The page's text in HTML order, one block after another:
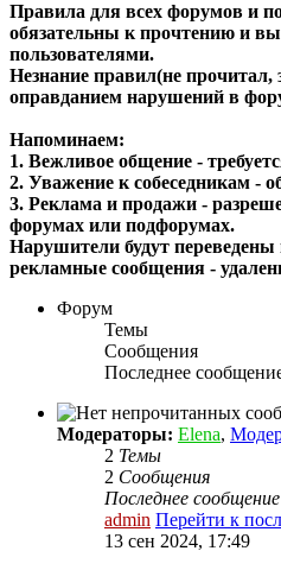
Правила для всех форумов и
обязательны к прочтению и
пользователями.
Незнание правил(не прочитал,
оправданием нарушений в
Напоминаем:
1. Вежливое общение -
2. Уважение к собеседникам -
3. Реклама и продажи -
форумах или подфорумах.
Нарушители будут
рекламные сообщения -
Форум
Темы
Сообщения
Последнее
Модераторы: Elena,
2 Темы
2 Сообщения
Последнее сообщение
admin Перейти к
13 сен 2024, 17:49